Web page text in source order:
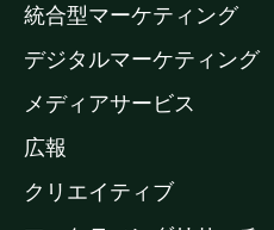
統合型マーケティング
デジタルマーケティング
メディアサービス
広報
クリエイティブ